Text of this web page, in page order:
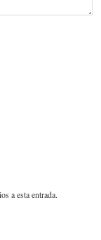
a esta entrada.